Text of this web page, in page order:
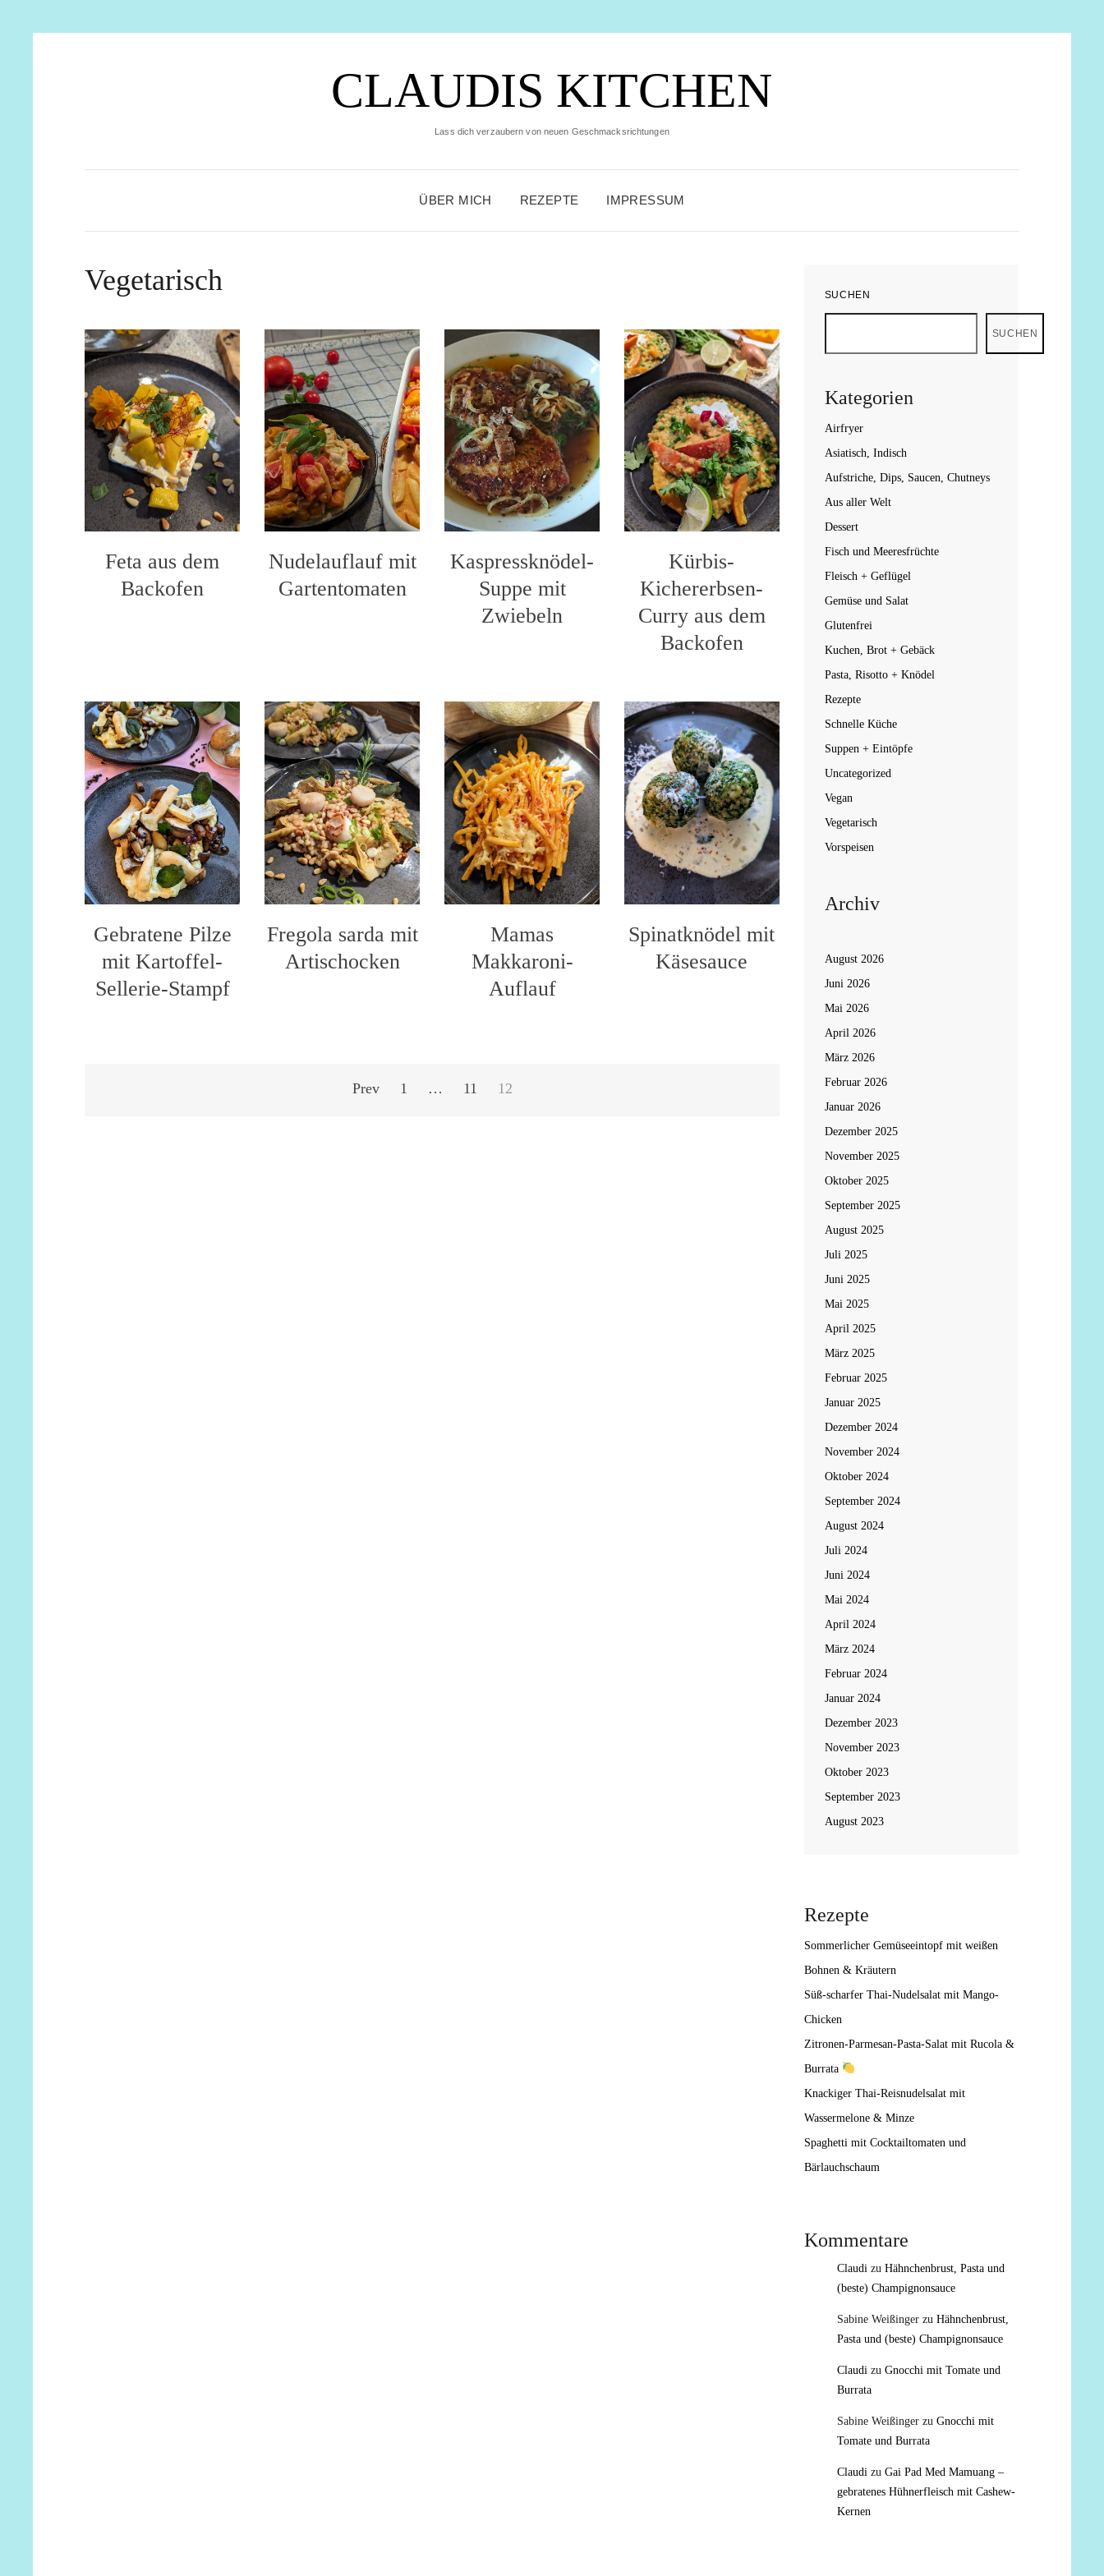
CLAUDIS KITCHEN
Lass dich verzaubern von neuen Geschmacksrichtungen
ÜBER MICH REZEPTE IMPRESSUM
Vegetarisch
Feta aus dem
Backofen
Nudelauflauf mit
Gartentomaten
Kaspressknödel-
Suppe mit
Zwiebeln
Kürbis-
Kichererbsen-
Curry aus dem
Backofen
Gebratene Pilze
mit Kartoffel-
Sellerie-Stampf
Fregola sarda mit
Artischocken
Mamas
Makkaroni-
Auflauf
Spinatknödel mit
Käsesauce
Prev 1 … 11 12
SUCHEN
SUCHEN
Kategorien
Airfryer
Asiatisch, Indisch
Aufstriche, Dips, Saucen, Chutneys
Aus aller Welt
Dessert
Fisch und Meeresfrüchte
Fleisch + Geflügel
Gemüse und Salat
Glutenfrei
Kuchen, Brot + Gebäck
Pasta, Risotto + Knödel
Rezepte
Schnelle Küche
Suppen + Eintöpfe
Uncategorized
Vegan
Vegetarisch
Vorspeisen
Archiv
August 2026
Juni 2026
Mai 2026
April 2026
März 2026
Februar 2026
Januar 2026
Dezember 2025
November 2025
Oktober 2025
September 2025
August 2025
Juli 2025
Juni 2025
Mai 2025
April 2025
März 2025
Februar 2025
Januar 2025
Dezember 2024
November 2024
Oktober 2024
September 2024
August 2024
Juli 2024
Juni 2024
Mai 2024
April 2024
März 2024
Februar 2024
Januar 2024
Dezember 2023
November 2023
Oktober 2023
September 2023
August 2023
Rezepte
Sommerlicher Gemüseeintopf mit weißen
Bohnen & Kräutern
Süß-scharfer Thai-Nudelsalat mit Mango-
Chicken
Zitronen-Parmesan-Pasta-Salat mit Rucola &
Burrata
Knackiger Thai-Reisnudelsalat mit
Wassermelone & Minze
Spaghetti mit Cocktailtomaten und
Bärlauchschaum
Kommentare
Claudizu Hähnchenbrust, Pasta und
(beste) Champignonsauce
Sabine Weißingerzu Hähnchenbrust,
Pasta und (beste) Champignonsauce
Claudizu Gnocchi mit Tomate und
Burrata
Sabine Weißingerzu Gnocchi mit
Tomate und Burrata
Claudizu Gai Pad Med Mamuang –
gebratenes Hühnerfleisch mit Cashew-
Kernen